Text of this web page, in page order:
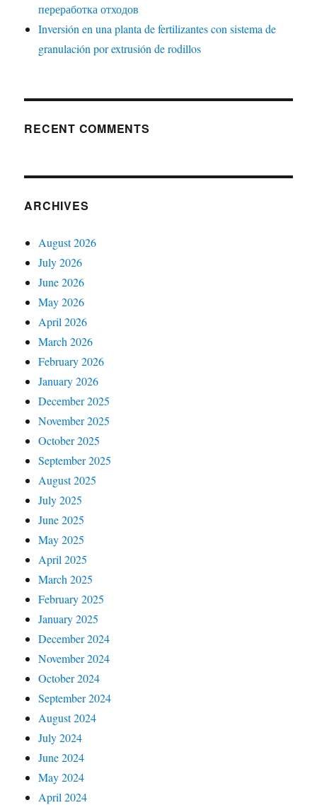
переработка отходов
Inversión en una planta de fertilizantes con sistema de
granulación por extrusión de rodillos
RECENT COMMENTS
ARCHIVES
August 2026
July 2026
June 2026
May 2026
April 2026
March 2026
February 2026
January 2026
December 2025
November 2025
October 2025
September 2025
August 2025
July 2025
June 2025
May 2025
April 2025
March 2025
February 2025
January 2025
December 2024
November 2024
October 2024
September 2024
August 2024
July 2024
June 2024
May 2024
April 2024